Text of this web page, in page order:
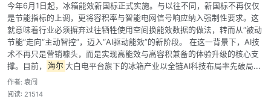
今年6月1日起，冰箱能效新国标正式实施。与以往不同，新国标不再仅仅
是节能指标的上调，更将容积率与智能电网信号响应纳入强制性要求。这
就意味着行业必须摒弃过往牺牲使用空间换能效数据的做法，转而从“被动
节能”走向“主动智控”，迈入“AI驱动能效”的新阶段。 在这一背景下，AI技
术不再只是营销噱头，而是实现高能效与高容积兼备的体验升级的核心支
撑。目前，
海尔 大白电平台旗下的冰箱产业以全链AI科技布局率先破局...
作者: 袁闯
阅读: 21514